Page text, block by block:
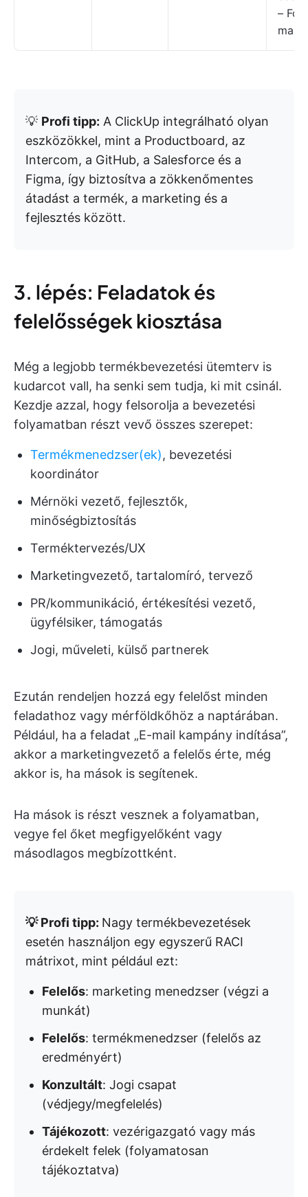
–
💡 Profi tipp: A ClickUp integrálható olyan
eszközökkel, mint a Productboard, az
Intercom, a GitHub, a Salesforce és a
Figma, így biztosítva a zökkenőmentes
átadást a termék, a marketing és a
fejlesztés között.
3. lépés: Feladatok és
felelősségek kiosztása
Még a legjobb termékbevezetési ütemterv is
kudarcot vall, ha senki sem tudja, ki mit csinál.
Kezdje azzal, hogy felsorolja a bevezetési
folyamatban részt vevő összes szerepet:
Termékmenedzser(ek), bevezetési
koordinátor
Mérnöki vezető, fejlesztők,
minőségbiztosítás
Terméktervezés/UX
Marketingvezető, tartalomíró, tervező
PR/kommunikáció, értékesítési vezető,
ügyfélsiker, támogatás
Jogi, műveleti, külső partnerek
Ezután rendeljen hozzá egy felelőst minden
feladathoz vagy mérföldkőhöz a naptárában.
Például, ha a feladat „E-mail kampány indítása”,
akkor a marketingvezető a felelős érte, még
akkor is, ha mások is segítenek.
Ha mások is részt vesznek a folyamatban,
vegye fel őket megfigyelőként vagy
másodlagos megbízottként.
💡 Profi tipp: Nagy termékbevezetések
esetén használjon egy egyszerű RACI
mátrixot, mint például ezt:
Felelős: marketing menedzser (végzi a
munkát)
Felelős: termékmenedzser (felelős az
eredményért)
Konzultált: Jogi csapat
(védjegy/megfelelés)
Tájékozott: vezérigazgató vagy más
érdekelt felek (folyamatosan
tájékoztatva)